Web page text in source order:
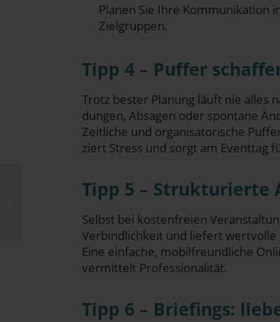
Pla­nen Sie Ihre Kom­mu­ni­ka­ti­on
Zielgruppen.
Tipp 4 – Puf­fer
Trotz bes­ter Pla­nung läuft nie alles
dun­gen, Absa­gen oder spon­ta­ne
Zeit­li­che und orga­ni­sa­to­ri­sche
ziert Stress und sorgt am Event­tag
Tipp 5 – Struk­tu­rier­te
Selbst bei kos­ten­frei­en
Ver­bind­lich­keit und lie­fert wert­vol­le
Eine ein­fa­che, mobil­freund­li­che
ver­mit­telt Professionalität.
Tipp 6 – Brie­fings:
Social Media für B2B